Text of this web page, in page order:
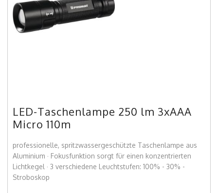
LED-Taschenlampe 250 lm 3xAAA
Micro 110m
professionelle, spritzwassergeschützte Taschenlampe aus
Aluminium · Fokusfunktion sorgt für einen konzentrierten
Lichtkegel · 3 verschiedene Leuchtstufen: 100% - 30% -
Stroboskop